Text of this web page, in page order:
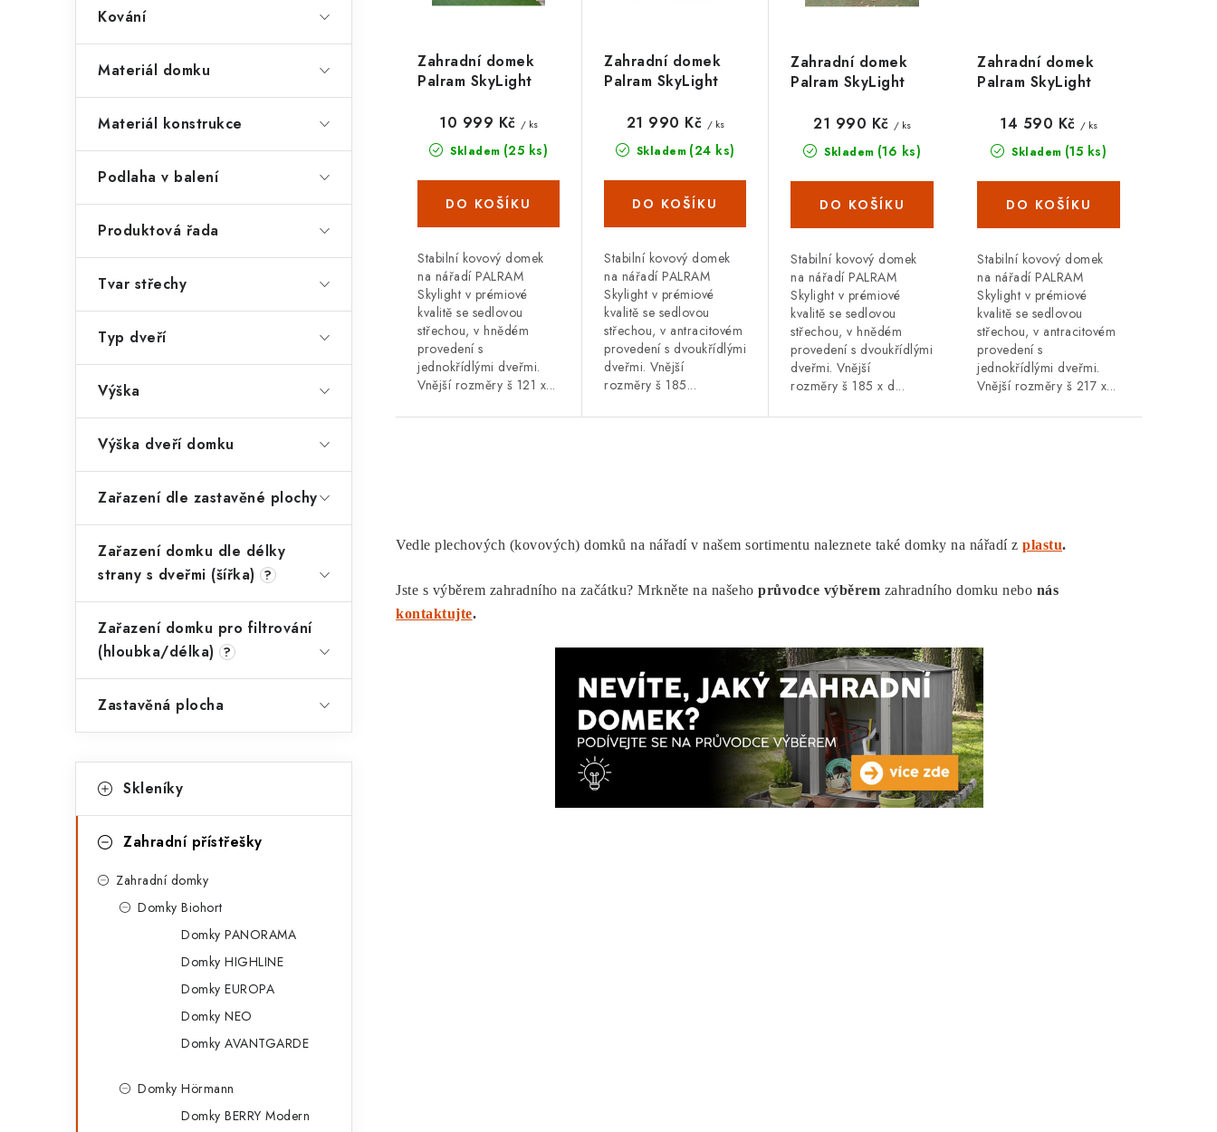
Kování
Materiál domku
Materiál konstrukce
Podlaha v balení
Produktová řada
Tvar střechy
Typ dveří
Výška
Výška dveří domku
Zařazení dle zastavěné plochy
Zařazení domku dle délky
strany s dveřmi (šířka) ?
Zařazení domku pro filtrování
(hloubka/délka) ?
Zastavěná plocha
kategorie
a
Skleníky
Zahradní přístřešky
Zahradní domky
Domky Biohort
Domky PANORAMA
Domky HIGHLINE
Domky EUROPA
Domky NEO
Domky AVANTGARDE
Domky Hörmann
Domky BERRY Modern
p
r
o
d
u
k
t
ů
Zahradní domek
Palram SkyLight
Skladem (25 ks)
10 999 Kč / ks
Stabilní kovový domek
na nářadí PALRAM
Skylight v prémiové
kvalitě se sedlovou
střechou, v hnědém
provedení s
jednokřídlými dveřmi.
Vnější rozměry š 121 x...
Zahradní domek
Palram SkyLight
Skladem (24 ks)
21 990 Kč / ks
Stabilní kovový domek
na nářadí PALRAM
Skylight v prémiové
kvalitě se sedlovou
střechou, v antracitovém
provedení s dvoukřídlými
dveřmi. Vnější
rozměry š 185...
Zahradní domek
Palram SkyLight
Skladem (16 ks)
21 990 Kč / ks
Stabilní kovový domek
na nářadí PALRAM
Skylight v prémiové
kvalitě se sedlovou
střechou, v hnědém
provedení s dvoukřídlými
dveřmi. Vnější
rozměry š 185 x d...
Zahradní domek
Palram SkyLight
Skladem (15 ks)
14 590 Kč / ks
Stabilní kovový domek
na nářadí PALRAM
Skylight v prémiové
kvalitě se sedlovou
střechou, v antracitovém
provedení s
jednokřídlými dveřmi.
Vnější rozměry š 217 x...
l
á
d
Vedle plechových (kovových) domků na nářadí v našem sortimentu naleznete také domky na nářadí z plastu.
Jste s výběrem zahradního na začátku? Mrkněte na našeho průvodce výběrem zahradního domku nebo nás
kontaktujte.